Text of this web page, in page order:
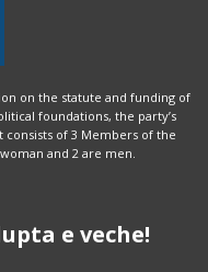
on the statute and funding of
foundations, the party’s
of 3 Members of the
and 2 are men.
e veche!